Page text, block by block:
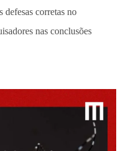
defesas corretas no
nas conclusões